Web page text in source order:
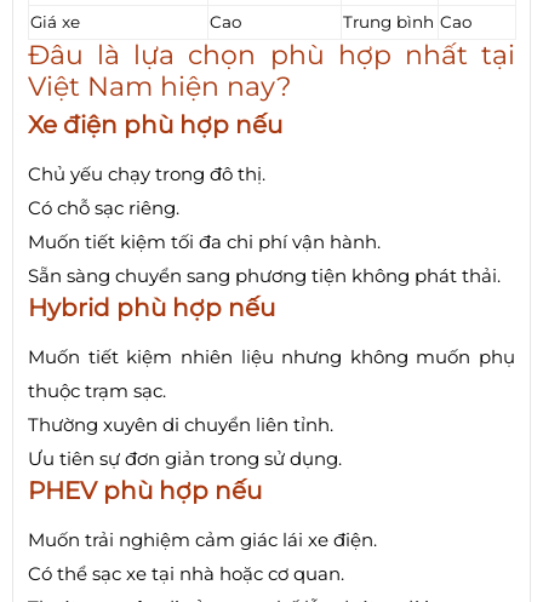
Giá xe Cao Trung bình Cao
Đâu là lựa chọn phù hợp nhất tại
Việt Nam hiện nay?
Xe điện phù hợp nếu
Chủ yếu chạy trong đô thị.
Có chỗ sạc riêng.
Muốn tiết kiệm tối đa chi phí vận hành.
Sẵn sàng chuyển sang phương tiện không phát thải.
Hybrid phù hợp nếu
Muốn tiết kiệm nhiên liệu nhưng không muốn phụ
thuộc trạm sạc.
Thường xuyên di chuyển liên tỉnh.
Ưu tiên sự đơn giản trong sử dụng.
PHEV phù hợp nếu
Muốn trải nghiệm cảm giác lái xe điện.
Có thể sạc xe tại nhà hoặc cơ quan.